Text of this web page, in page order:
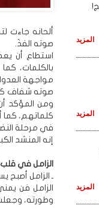
ألحانه
صوته الفذَ.
استطاع أن
بالكلمات،
مواجهة
صوته شفاف
ومن المؤكد
كلماتهم،
في مرحلة
إنه المنشد
الزامل في
ـ الزامل أصبح
الزامل فن
وطورته،
المزيد
المزيد
المزيد